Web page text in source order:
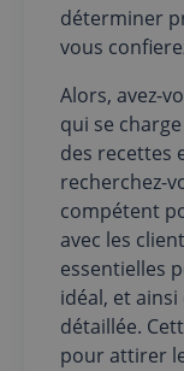
déterminer
vous
Alors, avez-
qui se
des recettes
recherchez-
compétent
avec les
essentielles
idéal, et
détaillée.
pour attirer